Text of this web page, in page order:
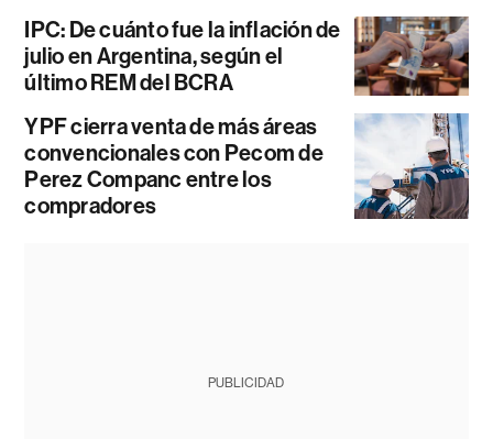
IPC: De cuánto fue la inflación de
julio en Argentina, según el
último REM del BCRA
YPF cierra venta de más áreas
convencionales con Pecom de
Perez Companc entre los
compradores
PUBLICIDAD